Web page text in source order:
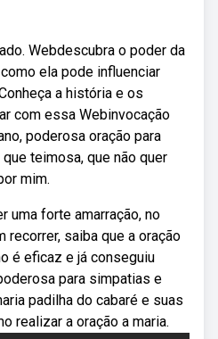
Webdescubra o poder da
ela pode influenciar
a história e os
com essa Webinvocação
poderosa oração para
teimosa, que não quer
mim.
uma forte amarração, no
recorrer, saiba que a oração
é eficaz e já conseguiu
para simpatias e
padilha do cabaré e suas
realizar a oração a maria.